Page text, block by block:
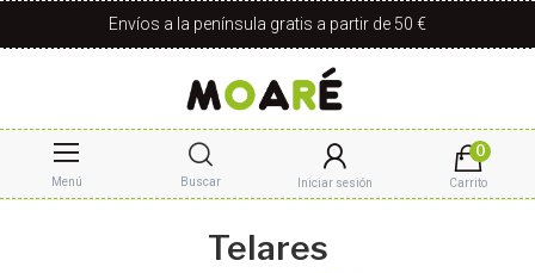
Envíos a la península gratis a partir de 50 €
Menú Buscar Iniciar sesión
0
Carrito
Telares